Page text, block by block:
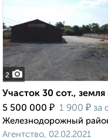
2
Участок 30 сот.,
5 500 000 ₽ 1 900 ₽ за
Железнодорожный
Агентство, 02.02.2021